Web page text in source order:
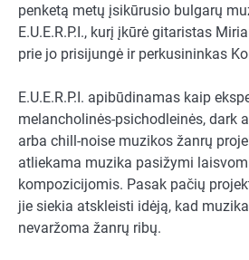
penketą metų įsikūrusio bulgarų
E.U.E.R.P.I., kurį įkūrė gitaristas
prie jo prisijungė ir perkusininkas
E.U.E.R.P.I. apibūdinamas kaip
melancholinės-psichodleinės, dark
arba chill-noise muzikos žanrų
atliekama muzika pasižymi
kompozicijomis. Pasak pačių
jie siekia atskleisti idėją, kad
nevaržoma žanrų ribų.